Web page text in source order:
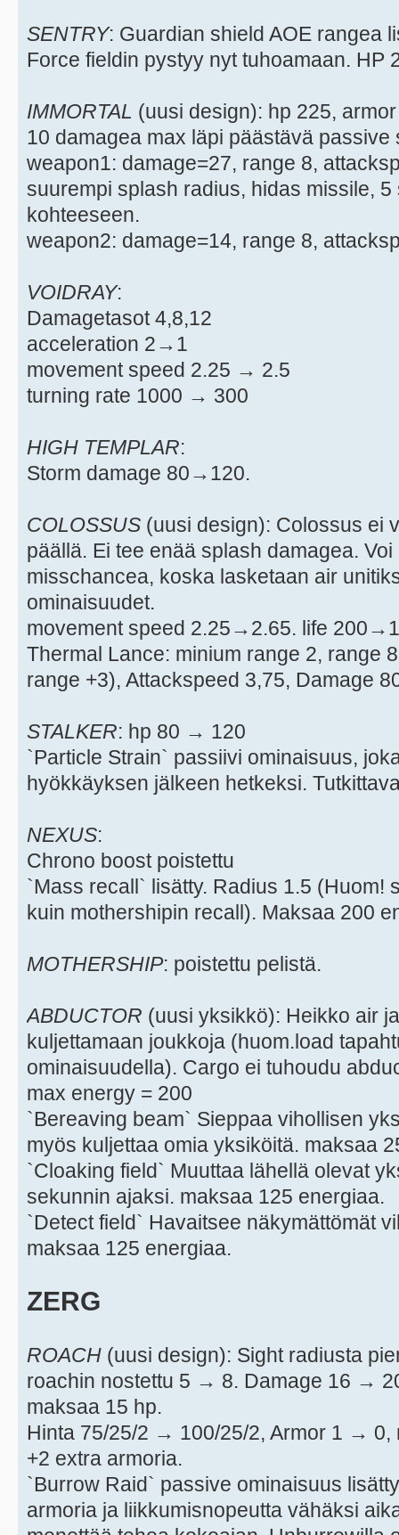
SENTRY: Guardian shield AOE rangea
Force fieldin pystyy nyt tuhoamaan. HP
IMMORTAL (uusi design): hp 225,
10 damagea max läpi päästävä passive
weapon1: damage=27, range 8,
suurempi splash radius, hidas missile,
kohteeseen.
weapon2: damage=14, range 8,
VOIDRAY:
Damagetasot 4,8,12
acceleration 2→1
movement speed 2.25 → 2.5
turning rate 1000 → 300
HIGH TEMPLAR:
Storm damage 80→120.
COLOSSUS (uusi design): Colossus ei
päällä. Ei tee enää splash damagea.
misschancea, koska lasketaan air
ominaisuudet.
movement speed 2.25→2.65. life
Thermal Lance: minium range 2, range
range +3), Attackspeed 3,75, Damage
STALKER: hp 80 → 120
`Particle Strain` passiivi ominaisuus,
hyökkäyksen jälkeen hetkeksi.
NEXUS:
Chrono boost poistettu
`Mass recall` lisätty. Radius 1.5 (Huom!
kuin mothershipin recall). Maksaa 200
MOTHERSHIP: poistettu pelistä.
ABDUCTOR (uusi yksikkö): Heikko air
kuljettamaan joukkoja (huom.load
ominaisuudella). Cargo ei tuhoudu
max energy = 200
`Bereaving beam` Sieppaa vihollisen
myös kuljettaa omia yksiköitä. maksaa
`Cloaking field` Muuttaa lähellä olevat
sekunnin ajaksi. maksaa 125 energiaa.
`Detect field` Havaitsee näkymättömät
maksaa 125 energiaa.
ZERG
ROACH (uusi design): Sight radiusta
roachin nostettu 5 → 8. Damage 16 →
maksaa 15 hp.
Hinta 75/25/2 → 100/25/2, Armor 1 → 0,
+2 extra armoria.
`Burrow Raid` passive ominaisuus
armoria ja liikkumisnopeutta vähäksi